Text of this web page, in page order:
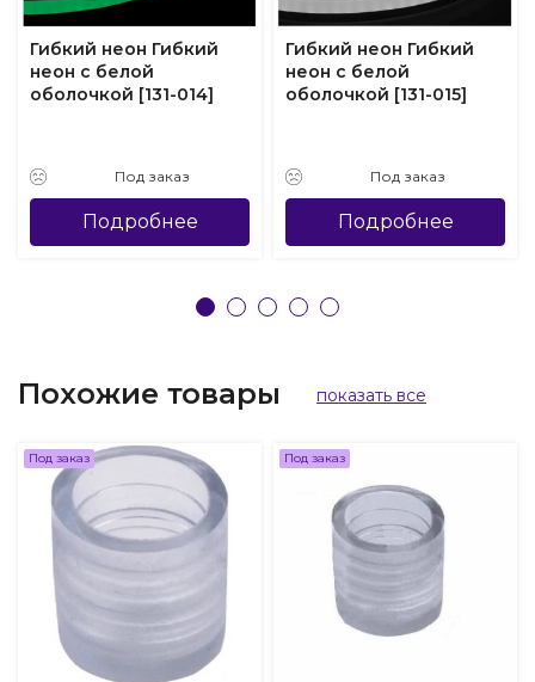
Гибкий неон Гибкий
неон с белой
оболочкой [131-014]
Под заказ
Подробнее
Гибкий неон Гибкий
неон с белой
оболочкой [131-015]
Под заказ
Подробнее
Похожие товары показать все
Под заказ Под заказ